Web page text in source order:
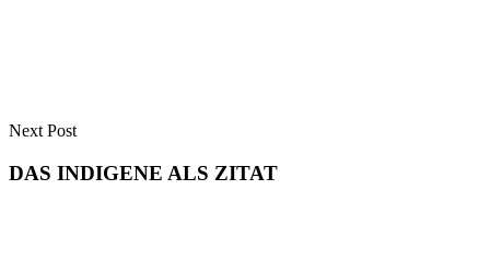
Next Post
DAS INDIGENE ALS ZITAT